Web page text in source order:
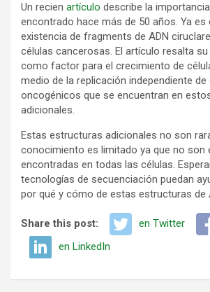
Un recien artículo describe la
encontrado hace más de 50 años. Ya
existencia de fragments de ADN
células cancerosas. El artículo resalta
como factor para el crecimiento de
medio de la replicación independiente de
oncogénicos que se encuentran en
adicionales.
Estas estructuras adicionales no son
conocimiento es limitado ya que no son
encontradas en todas las células.
tecnologías de secuenciación puedan
por qué y cómo de estas estructuras de
Share this post: en Twitter
en LinkedIn